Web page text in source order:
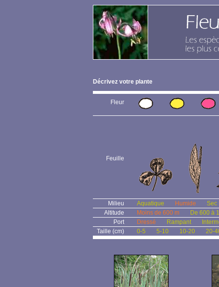
Décrivez votre plante
Fleur
Feuille
Milieu Aquatique Humide
Sec
Altitude
Moins de 600 m
De 600 à
Port
Dressé Rampant
Taille (cm)
0-5 5-10 10-20 20-